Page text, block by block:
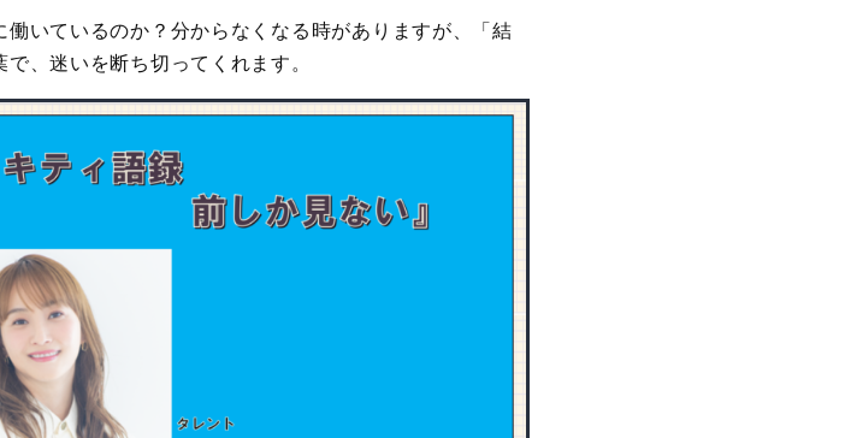
いているのか？分からなくなる時がありますが、「結
、迷いを断ち切ってくれます。